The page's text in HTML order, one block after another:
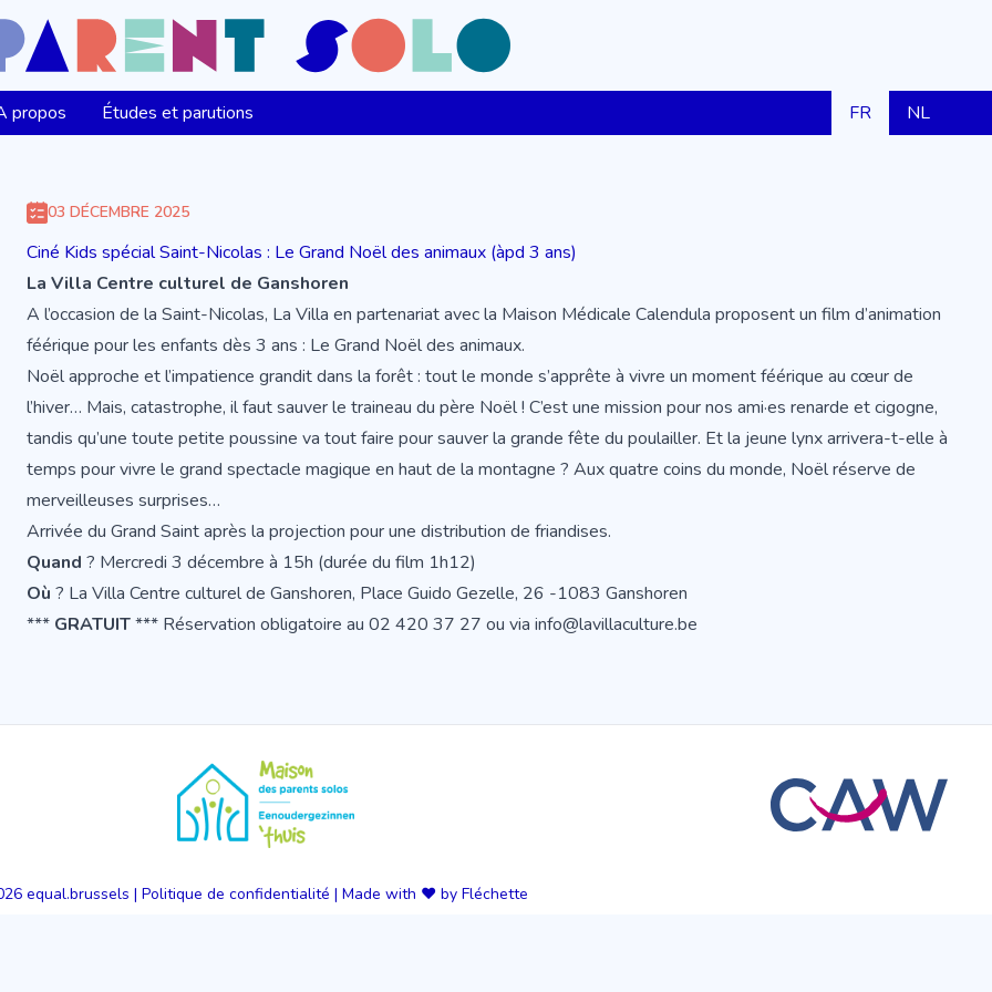
propos Études et parutions FR NL
03 DÉCEMBRE 2025
Ciné Kids spécial Saint-Nicolas : Le Grand Noël des animaux (àpd 3 ans)
La Villa Centre culturel de Ganshoren
A l’occasion de la Saint-Nicolas, La Villa en partenariat avec la Maison Médicale Calendula proposent un film d’animation
féérique pour les enfants dès 3 ans : Le Grand Noël des animaux.
Noël approche et l’impatience grandit dans la forêt : tout le monde s’apprête à vivre un moment féérique au cœur de
l’hiver… Mais, catastrophe, il faut sauver le traineau du père Noël ! C’est une mission pour nos ami·es renarde et cigogne,
tandis qu’une toute petite poussine va tout faire pour sauver la grande fête du poulailler. Et la jeune lynx arrivera-t-elle à
temps pour vivre le grand spectacle magique en haut de la montagne ? Aux quatre coins du monde, Noël réserve de
merveilleuses surprises…
Arrivée du Grand Saint après la projection pour une distribution de friandises.
Quand ? Mercredi 3 décembre à 15h (durée du film 1h12)
Où ? La Villa Centre culturel de Ganshoren, Place Guido Gezelle, 26 -1083 Ganshoren
*** GRATUIT*** Réservation obligatoire au 02 420 37 27 ou via info@lavillaculture.be
equal.brussels | Politique de confidentialité | Made with ❤️ by Fléchette